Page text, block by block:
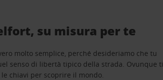
su misura per te
molto semplice, perché desideriamo che tu
senso di libertà tipico della strada. Ovunque ti
chiavi per scoprire il mondo.